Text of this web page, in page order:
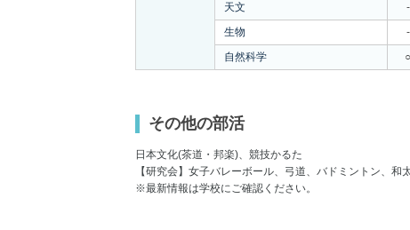
天文
-
生物
-
自然科学
○
その他の部活
日本文化(茶道・邦楽)、競技かるた
【研究会】女子バレーボール、弓道、バドミントン、和
※最新情報は学校にご確認ください。